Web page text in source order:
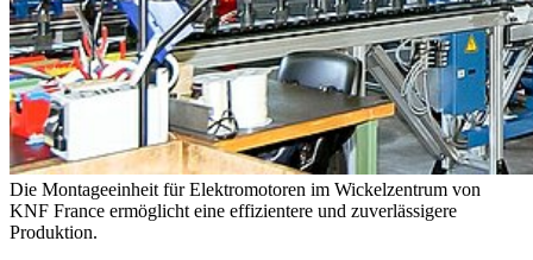
Die Montageeinheit für Elektromotoren im Wickelzentrum von
KNF France ermöglicht eine effizientere und zuverlässigere
Produktion.